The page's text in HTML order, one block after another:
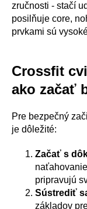
zručnosti - stačí
posilňuje core,
prvkami sú
Crossfit
ako začať
Pre bezpečný
je dôležité:
Začať s
pripravujú
Sústrediť
základov